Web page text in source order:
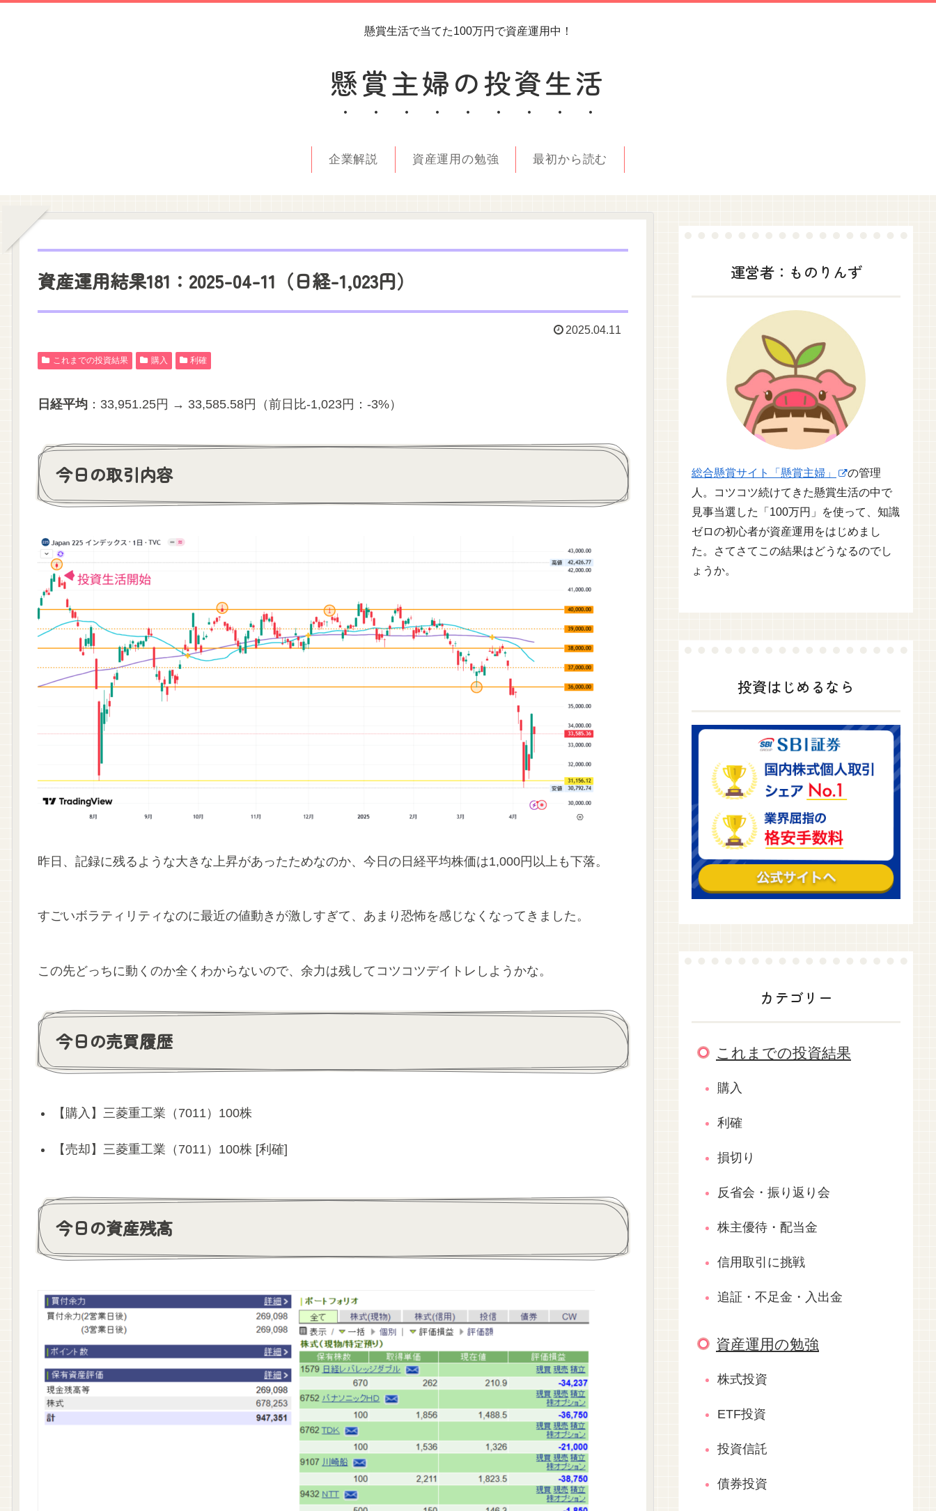
懸賞生活で当てた100万円で資産運用中！
懸賞主婦の投資生活
企業解説 資産運用の勉強 最初から読む
資産運用結果181：2025-04-11（日経-1,023円）
2025.04.11
これまでの投資結果 購入 利確
日経平均 ：33,951.25円 → 33,585.58円（前日比-1,023円：-3%）
今日の取引内容
昨日、記録に残るような大きな上昇があったためなのか、今日の日経平均株価は1,000円以上も下落。
すごいボラティリティなのに最近の値動きが激しすぎて、あまり恐怖を感じなくなってきました。
この先どっちに動くのか全くわからないので、余力は残してコツコツデイトレしようかな。
今日の売買履歴
【購入】三菱重工業（7011）100株
【売却】三菱重工業（7011）100株 [利確]
今日の資産残高
運営者：ものりんず
総合懸賞サイト「懸賞主婦」
の管理
人。コツコツ続けてきた懸賞生活の中で
見事当選した「100万円」を使って、知識
ゼロの初心者が資産運用をはじめまし
た。さてさてこの結果はどうなるのでし
ょうか。
投資はじめるなら
カテゴリー
これまでの投資結果
購入
利確
損切り
反省会・振り返り会
株主優待・配当金
信用取引に挑戦
追証・不足金・入出金
資産運用の勉強
株式投資
ETF投資
投資信託
債券投資